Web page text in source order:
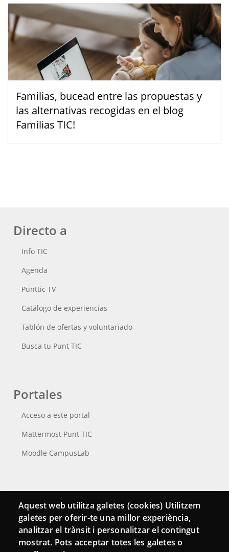
Familias, bucead entre las propuestas y
las alternativas recogidas en el blog
Familias TIC!
Directo a
Info TIC
Agenda
Punttic TV
Catálogo de experiencias
Tablón de ofertas y voluntariado
Busca tu Punt TIC
Portales
Acceso a este portal
Mattermost Punt TIC
Moodle CampusLab
Conecta
Contacto
Hemeroteca
Aquest web utilitza galetes (cookies) Utilitzem
galetes per oferir-te una millor experiència,
analitzar el trànsit i personalitzar el contingut
mostrat. Pots acceptar totes les galetes o